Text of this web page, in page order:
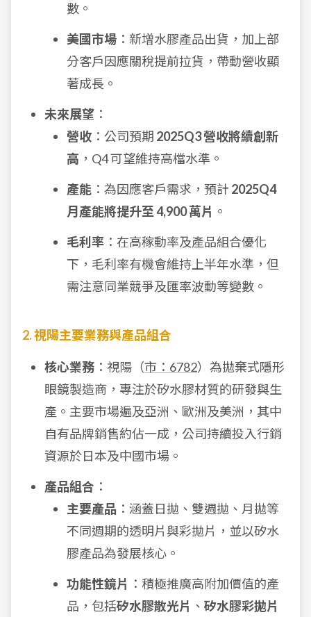
數。
美國市場 ：新增水膠產品出貨，加上部
分客戶因應關稅提前拉貨，帶動營收顯
著成長。
未來展望 ：
營收 ：公司預期 2025Q3 營收將續創新
高 ，Q4 可望維持高檔水準。
產能 ：為因應客戶需求，預計 2025Q4
月產能將提升至 4,900 萬片 。
毛利率 ：在高稼動率及產品組合優化
下，毛利率有機會維持上半年水準，但
需注意同業競爭及匯率波動等變數。
2. 視陽主要業務與產品組合
核心業務 ：視陽（市：6782）為拋棄式隱形
眼鏡製造商，專注於矽水膠材質的研發與生
產。主要市場遍及亞洲、歐洲及美洲，其中
自有品牌銷售約佔一成，公司持續投入行銷
資源於日本及中國市場。
產品組合 ：
主要產品 ：涵蓋日拋、雙週拋、月拋等
不同週期的透明片與彩拋片，並以矽水
膠產品為發展核心。
功能性鏡片 ：積極推廣高附加價值的產
品，包括矽水膠散光片 、 矽水膠彩拋片